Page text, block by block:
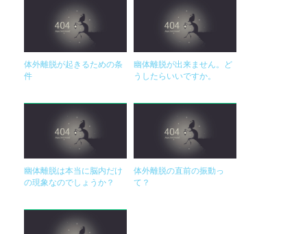
体外離脱が起きるための条
件
幽体離脱が出来ません。ど
うしたらいいですか。
幽体離脱は本当に脳内だけ
の現象なのでしょうか？
体外離脱の直前の振動っ
て？